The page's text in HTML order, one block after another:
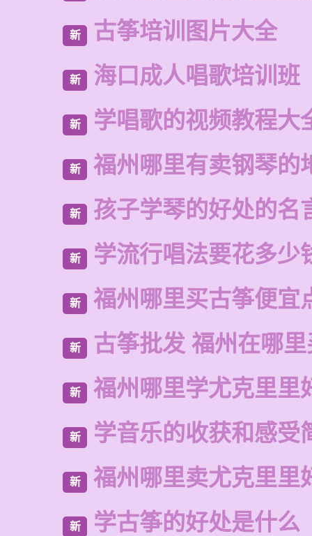
新 古筝培训图片大全
新 海口成人唱歌培训班
新 学唱歌的视频教程大
新 福州哪里有卖钢琴的
新 孩子学琴的好处的名
新 学流行唱法要花多少
新 福州哪里买古筝便宜
新 古筝批发 福州在哪
新 福州哪里学尤克里里
新 学音乐的收获和感受
新 福州哪里卖尤克里里
新 学古筝的好处是什么